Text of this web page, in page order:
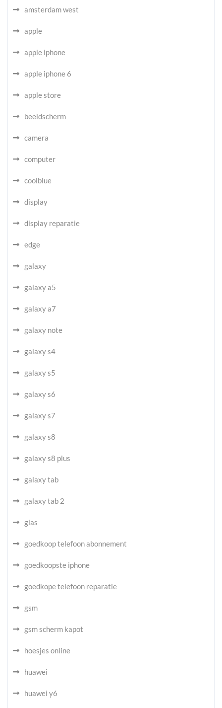
amsterdam west
apple
apple iphone
apple iphone 6
apple store
beeldscherm
camera
computer
coolblue
display
display reparatie
edge
galaxy
galaxy a5
galaxy a7
galaxy note
galaxy s4
galaxy s5
galaxy s6
galaxy s7
galaxy s8
galaxy s8 plus
galaxy tab
galaxy tab 2
glas
goedkoop telefoon abonnement
goedkoopste iphone
goedkope telefoon reparatie
gsm
gsm scherm kapot
hoesjes online
huawei
huawei y6